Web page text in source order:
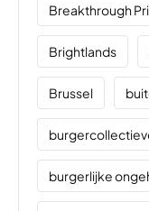
Breakthrough
Brightlands
Brussel
burgerlijke